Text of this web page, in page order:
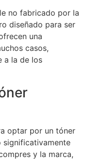
no fabricado por la
diseñado para ser
una
casos,
a la de los
optar por un tóner
significativamente
y la marca,